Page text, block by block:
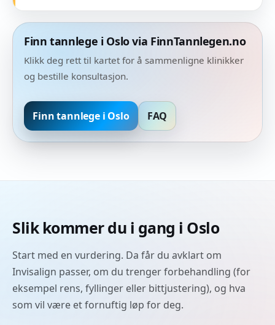
Finn tannlege i Oslo via FinnTannlegen.no
Klikk deg rett til kartet for å sammenligne klinikker
og bestille konsultasjon.
Finn tannlege i Oslo FAQ
Slik kommer du i gang i Oslo
Start med en vurdering. Da får du avklart om
Invisalign passer, om du trenger forbehandling (for
eksempel rens, fyllinger eller bittjustering), og hva
som vil være et fornuftig løp for deg.